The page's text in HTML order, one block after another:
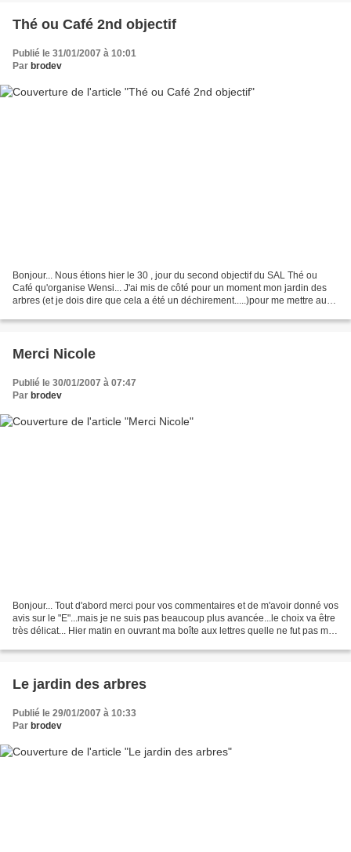
Thé ou Café 2nd objectif
Publié le 31/01/2007 à 10:01
Par brodev
Bonjour... Nous étions hier le 30 , jour du second objectif du SAL Thé ou
Café qu'organise Wensi... J'ai mis de côté pour un moment mon jardin des
arbres (et je dois dire que cela a été un déchirement.....)pour me mettre aux
Merci Nicole
Publié le 30/01/2007 à 07:47
Par brodev
Bonjour... Tout d'abord merci pour vos commentaires et de m'avoir donné vos
avis sur le "E"...mais je ne suis pas beaucoup plus avancée...le choix va être
très délicat... Hier matin en ouvrant ma boîte aux lettres quelle ne fut pas ma
Le jardin des arbres
Publié le 29/01/2007 à 10:33
Par brodev